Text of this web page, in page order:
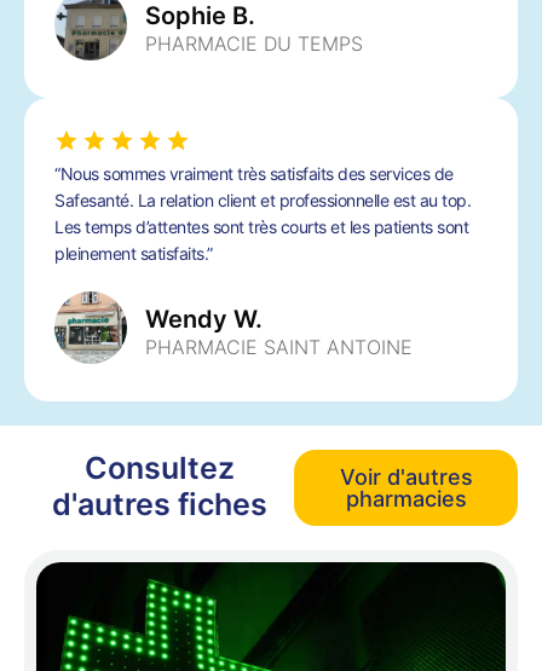
Sophie B.
PHARMACIE DU TEMPS
“Nous sommes vraiment très satisfaits des services de
Safesanté. La relation client et professionnelle est au top.
Les temps d’attentes sont très courts et les patients sont
pleinement satisfaits.”
Wendy W.
PHARMACIE SAINT ANTOINE
Consultez
d'autres fiches
Voir d'autres
pharmacies